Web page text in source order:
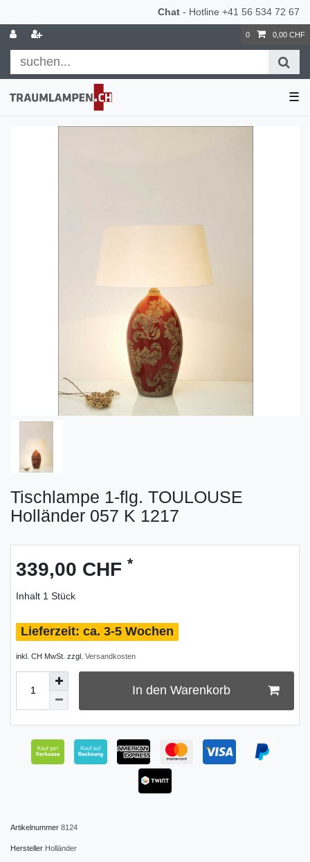
Chat - Hotline +41 56 534 72 67
0 0,00 CHF
☰
Tischlampe 1-flg. TOULOUSE
Holländer 057 K 1217
339,00 CHF *
Inhalt 1 Stück
ca. 3-5 Wochen
inkl. CH MwSt. zzgl. Versandkosten
In den Warenkorb
Artikelnummer 8124
Hersteller Holländer